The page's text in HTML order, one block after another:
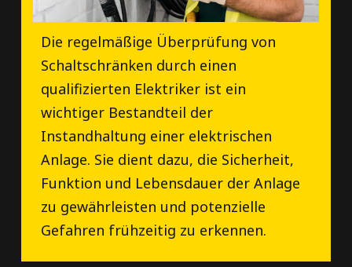
Die regelmäßige Überprüfung von
Schaltschränken durch einen
qualifizierten Elektriker ist ein
wichtiger Bestandteil der
Instandhaltung einer elektrischen
Anlage. Sie dient dazu, die Sicherheit,
Funktion und Lebensdauer der Anlage
zu gewährleisten und potenzielle
Gefahren frühzeitig zu erkennen.